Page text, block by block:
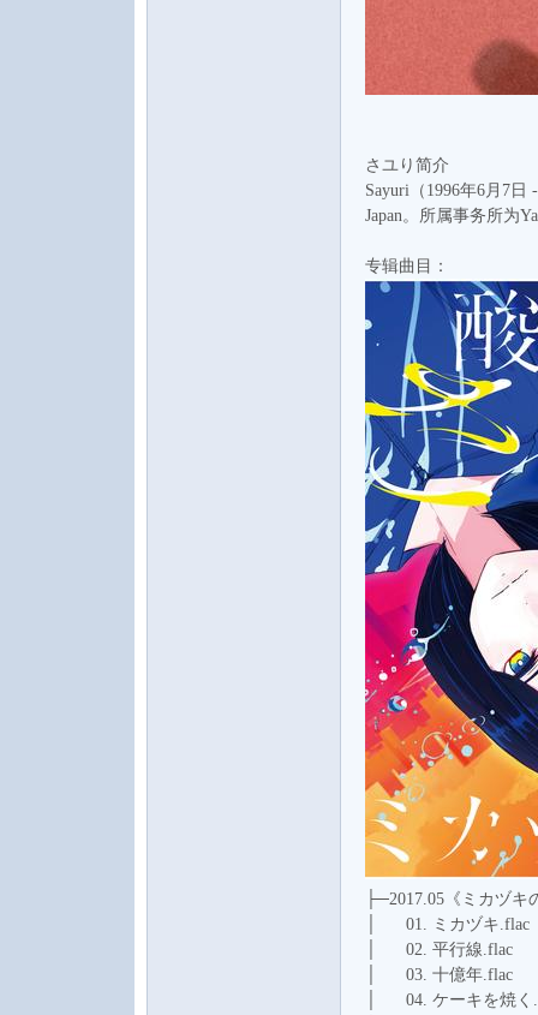
さユり简介
Sayuri（1996年6月7
Japan。所属事务所为
专辑曲目：
├─2017.05《ミカヅキ
│ 01. ミカヅキ.flac
│ 02. 平行線.flac
│ 03. 十億年.flac
│ 04. ケーキを焼く